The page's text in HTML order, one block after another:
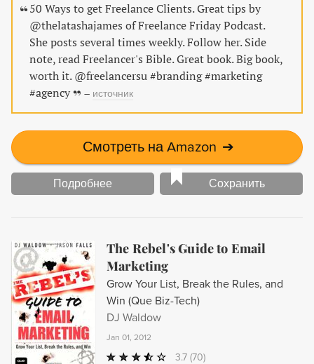
50 Ways to get Freelance Clients. Great tips by
@thelatashajames of Freelance Friday Podcast.
She posts several times weekly. Follow her. Side
note, read Freelancer's Bible. Great book. Big book,
worth it. @freelancersu #branding #marketing
#agency
– источник
Смотреть на Amazon ➔
Подробнее Сохранить
The Rebel's Guide to Email
Marketing
Grow Your List, Break the Rules, and
Win (Que Biz-Tech)
DJ Waldow
Jan 01, 2012
3.7 (70)